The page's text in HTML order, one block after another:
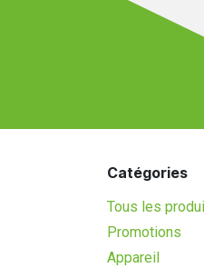
Catégories
Tous les
Promotions
Appareil